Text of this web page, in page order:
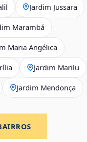
Jardim Jussara
Marambá
Maria Angélica
Jardim Marilu
Jardim Mendonça